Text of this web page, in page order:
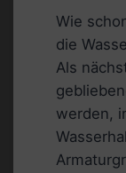
Wie
die
Als
werden,